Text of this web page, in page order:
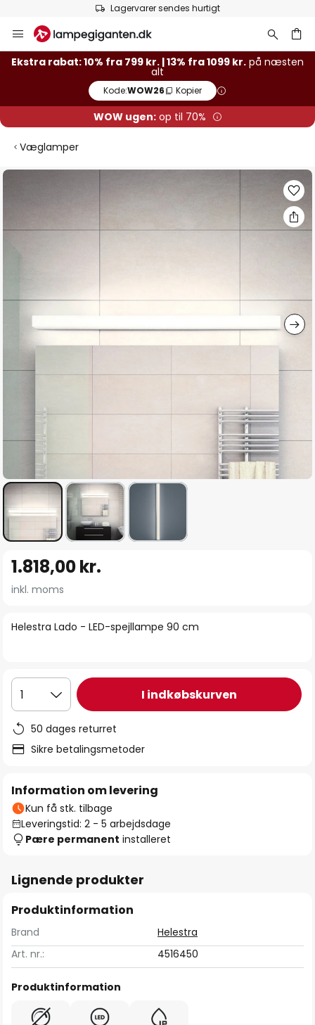
Lagervarer sendes hurtigt
to
Content
Ekstra rabat: 10% fra 799 kr. | 13% fra 1099 kr. på næsten
alt
Kode:WOW26 Kopier
WOW ugen:op til 70%
Væglamper
Gå
af
starten
billedgalleriet
Helestra Lado - LED-spejllampe 90 cm
1.818,00 kr.
inkl. moms
1 I indkøbskurven
50 dages returret
Sikre betalingsmetoder
Information om levering
Kun få stk. tilbage
Leveringstid: 2 - 5 arbejdsdage
Pære permanent installeret
Lignende produkter
Produktinformation
Brand
Helestra
Art. nr.:
4516450
Produktinformation